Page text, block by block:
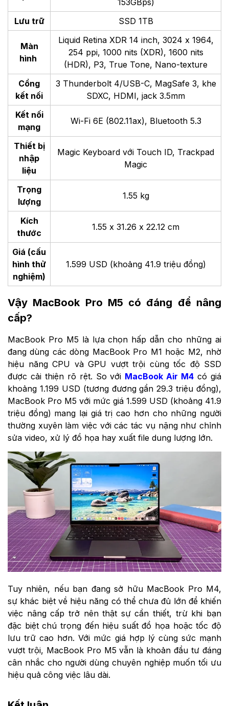
153GBps)
Lưu trữ
SSD 1TB
Màn
hình
Liquid Retina XDR 14 inch, 3024 x 1964,
254 ppi, 1000 nits (XDR), 1600 nits
(HDR), P3, True Tone, Nano-texture
Cổng
kết nối
3 Thunderbolt 4/USB-C, MagSafe 3, khe
SDXC, HDMI, jack 3.5mm
Kết nối
mạng
Wi-Fi 6E (802.11ax), Bluetooth 5.3
Thiết bị
nhập
liệu
Magic Keyboard với Touch ID, Trackpad
Magic
Trọng
lượng
1.55 kg
Kích
thước
1.55 x 31.26 x 22.12 cm
Giá (cấu
hình thử
nghiệm)
1.599 USD (khoảng 41.9 triệu đồng)
Vậy MacBook Pro M5 có đáng để nâng
cấp?
MacBook Pro M5 là lựa chọn hấp dẫn cho những ai
đang dùng các dòng MacBook Pro M1 hoặc M2, nhờ
hiệu năng CPU và GPU vượt trội cùng tốc độ SSD
được cải thiện rõ rệt. So với MacBook Air M4 có giá
khoảng 1.199 USD (tương đương gần 29.3 triệu đồng),
MacBook Pro M5 với mức giá 1.599 USD (khoảng 41.9
triệu đồng) mang lại giá trị cao hơn cho những người
thường xuyên làm việc với các tác vụ nặng như chỉnh
sửa video, xử lý đồ họa hay xuất file dung lượng lớn.
Tuy nhiên, nếu bạn đang sở hữu MacBook Pro M4,
sự khác biệt về hiệu năng có thể chưa đủ lớn để khiến
việc nâng cấp trở nên thật sự cần thiết, trừ khi bạn
đặc biệt chú trọng đến hiệu suất đồ họa hoặc tốc độ
lưu trữ cao hơn. Với mức giá hợp lý cùng sức mạnh
vượt trội, MacBook Pro M5 vẫn là khoản đầu tư đáng
cân nhắc cho người dùng chuyên nghiệp muốn tối ưu
hiệu quả công việc lâu dài.